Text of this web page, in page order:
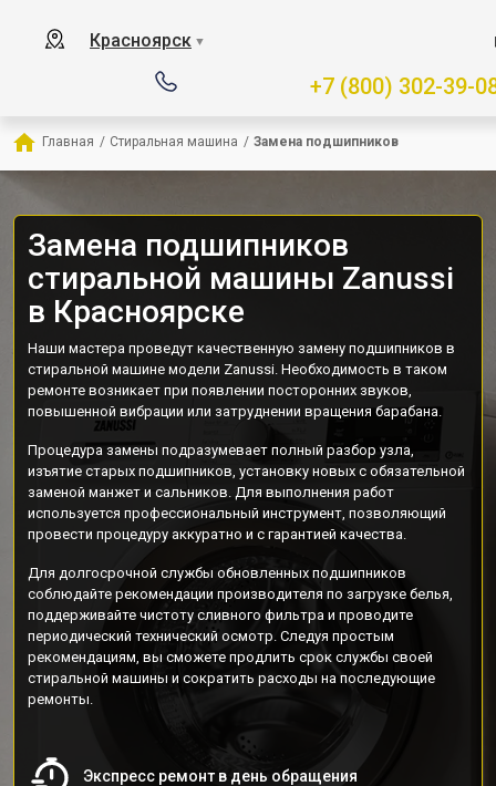
Красноярск ▼
+7 (800) 302-39-
Главная / Стиральная машина / Замена подшипников
Замена подшипников
стиральной машины Zanussi
в Красноярске
Наши мастера проведут качественную замену подшипников в
стиральной машине модели Zanussi. Необходимость в таком
ремонте возникает при появлении посторонних звуков,
повышенной вибрации или затруднении вращения барабана.
Процедура замены подразумевает полный разбор узла,
изъятие старых подшипников, установку новых с обязательной
заменой манжет и сальников. Для выполнения работ
используется профессиональный инструмент, позволяющий
провести процедуру аккуратно и с гарантией качества.
Для долгосрочной службы обновленных подшипников
соблюдайте рекомендации производителя по загрузке белья,
поддерживайте чистоту сливного фильтра и проводите
периодический технический осмотр. Следуя простым
рекомендациям, вы сможете продлить срок службы своей
стиральной машины и сократить расходы на последующие
ремонты.
Экспресс ремонт в день обращения